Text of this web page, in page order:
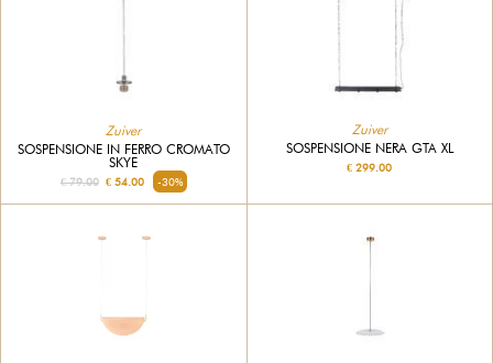
Zuiver
SOSPENSIONE IN FERRO CROMATO
SKYE
€ 79.00€ 54.00 -30%
Zuiver
SOSPENSIONE NERA GTA XL
€ 299.00